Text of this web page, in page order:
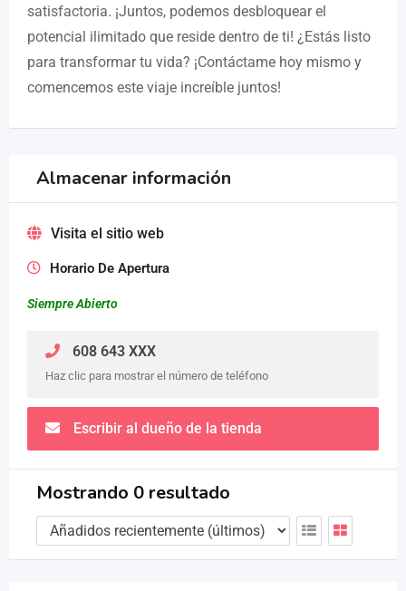
Mostrando 0 resultado
satisfactoria. ¡Juntos, podemos desbloquear el
potencial ilimitado que reside dentro de ti! ¿Estás listo
para transformar tu vida? ¡Contáctame hoy mismo y
comencemos este viaje increíble juntos!
Almacenar información
Visita el sitio web
Horario De Apertura
Siempre Abierto
608 643 XXX
Haz clic para mostrar el número de teléfono
Escribir al dueño de la tienda